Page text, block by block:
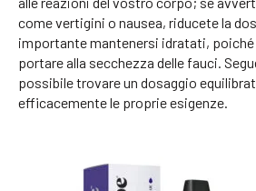
come vertigini o nausea, riducete la
importante mantenersi idratati,
portare alla secchezza delle fauci.
possibile trovare un dosaggio
efficacemente le proprie esigenze.